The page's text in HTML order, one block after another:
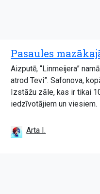
Pasaules
Aizputē, “Linmeijera”
atrod Tevi”. Safonova,
Izstāžu zāle, kas ir tikai
iedzīvotājiem un viesiem.
Arta I.